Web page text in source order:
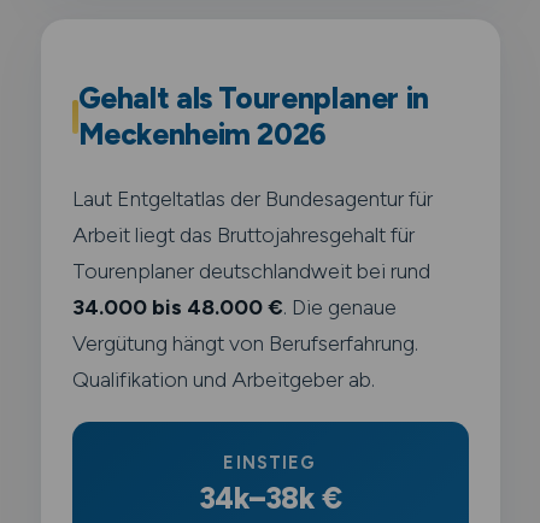
Gehalt als Tourenplaner in
Meckenheim 2026
Laut Entgeltatlas der Bundesagentur für
Arbeit liegt das Bruttojahresgehalt für
Tourenplaner deutschlandweit bei rund
34.000 bis 48.000 €. Die genaue
Vergütung hängt von Berufserfahrung.
Qualifikation und Arbeitgeber ab.
EINSTIEG
34k–38k €